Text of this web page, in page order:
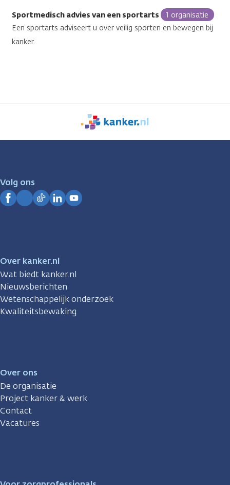
Sportmedisch advies van een sportarts
1 organisatie
Een sportarts adviseert u over veilig sporten en bewegen bij
kanker.
We
zijn
Volg ons
Over kanker.nl
Wat biedt kanker.nl
Nieuwsberichten
Wetenschappelijk onderzoek
Kwaliteitsbewaking
Over ons
De organisatie
Project kanker & werk
Contact
Vacatures